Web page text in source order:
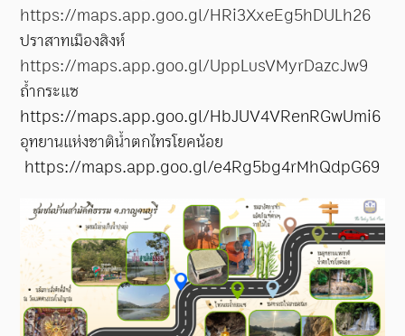
https://maps.app.goo.gl/HRi3XxeEg5hDULh26
ปราสาทเมืองสิงห์
https://maps.app.goo.gl/UppLusVMyrDazcJw9
ถ้ำกระแซ
https://maps.app.goo.gl/HbJUV4VRenRGwUmi6
อุทยานแห่งชาติน้ำตกไทรโยคน้อย
https://maps.app.goo.gl/e4Rg5bg4rMhQdpG69